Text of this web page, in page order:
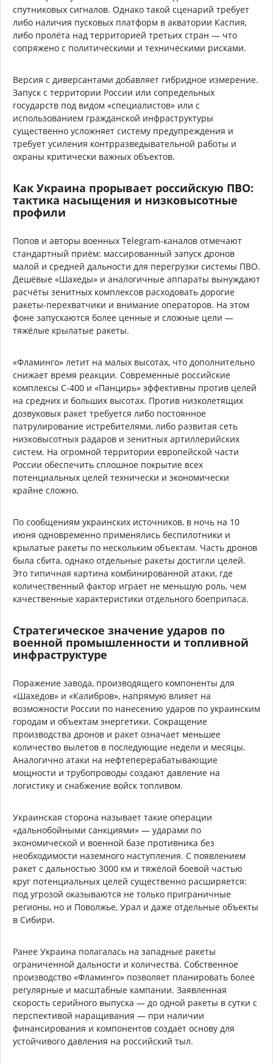
спутниковых сигналов. Однако такой сценарий требует
либо наличия пусковых платформ в акватории Каспия,
либо пролёта над территорией третьих стран — что
сопряжено с политическими и техническими рисками.
Версия с диверсантами добавляет гибридное измерение.
Запуск с территории России или сопредельных
государств под видом «специалистов» или с
использованием гражданской инфраструктуры
существенно усложняет систему предупреждения и
требует усиления контрразведывательной работы и
охраны критически важных объектов.
Как Украина прорывает российскую ПВО:
тактика насыщения и низковысотные
профили
Попов и авторы военных Telegram-каналов отмечают
стандартный приём: массированный запуск дронов
малой и средней дальности для перегрузки системы ПВО.
Дешёвые «Шахеды» и аналогичные аппараты вынуждают
расчёты зенитных комплексов расходовать дорогие
ракеты-перехватчики и внимание операторов. На этом
фоне запускаются более ценные и сложные цели —
тяжёлые крылатые ракеты.
«Фламинго» летит на малых высотах, что дополнительно
снижает время реакции. Современные российские
комплексы С-400 и «Панцирь» эффективны против целей
на средних и больших высотах. Против низколетящих
дозвуковых ракет требуется либо постоянное
патрулирование истребителями, либо развитая сеть
низковысотных радаров и зенитных артиллерийских
систем. На огромной территории европейской части
России обеспечить сплошное покрытие всех
потенциальных целей технически и экономически
крайне сложно.
По сообщениям украинских источников, в ночь на 10
июня одновременно применялись беспилотники и
крылатые ракеты по нескольким объектам. Часть дронов
была сбита, однако отдельные ракеты достигли целей.
Это типичная картина комбинированной атаки, где
количественный фактор играет не меньшую роль, чем
качественные характеристики отдельного боеприпаса.
Стратегическое значение ударов по
военной промышленности и топливной
инфраструктуре
Поражение завода, производящего компоненты для
«Шахедов» и «Калибров», напрямую влияет на
возможности России по нанесению ударов по украинским
городам и объектам энергетики. Сокращение
производства дронов и ракет означает меньшее
количество вылетов в последующие недели и месяцы.
Аналогично атаки на нефтеперерабатывающие
мощности и трубопроводы создают давление на
логистику и снабжение войск топливом.
Украинская сторона называет такие операции
«дальнобойными санкциями» — ударами по
экономической и военной базе противника без
необходимости наземного наступления. С появлением
ракет с дальностью 3000 км и тяжёлой боевой частью
круг потенциальных целей существенно расширяется:
под угрозой оказываются не только приграничные
регионы, но и Поволжье, Урал и даже отдельные объекты
в Сибири.
Ранее Украина полагалась на западные ракеты
ограниченной дальности и количества. Собственное
производство «Фламинго» позволяет планировать более
регулярные и масштабные кампании. Заявленная
скорость серийного выпуска — до одной ракеты в сутки с
перспективой наращивания — при наличии
финансирования и компонентов создаёт основу для
устойчивого давления на российский тыл.